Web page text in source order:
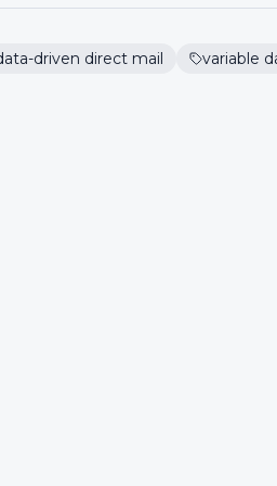
driven direct mail variable